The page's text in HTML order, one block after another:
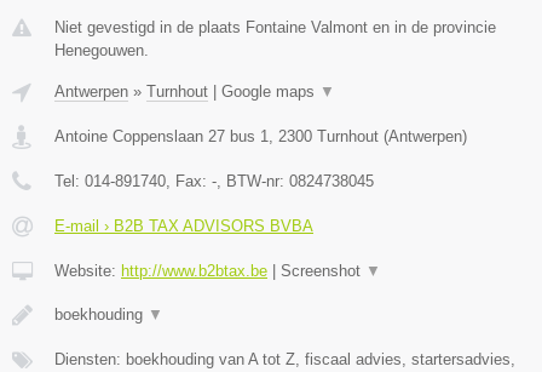
Niet gevestigd in de plaats Fontaine Valmont en in de provincie
Henegouwen.
Antwerpen » Turnhout Google maps ▼
Antoine Coppenslaan 27 bus 1, 2300 Turnhout (Antwerpen)
Tel: 014-891740, Fax: -, BTW-nr: 0824738045
E-mail › B2B TAX ADVISORS BVBA
Website: http://www.b2btax.be Screenshot ▼
boekhouding ▼
Diensten: boekhouding van A tot Z, fiscaal advies, startersadvies,